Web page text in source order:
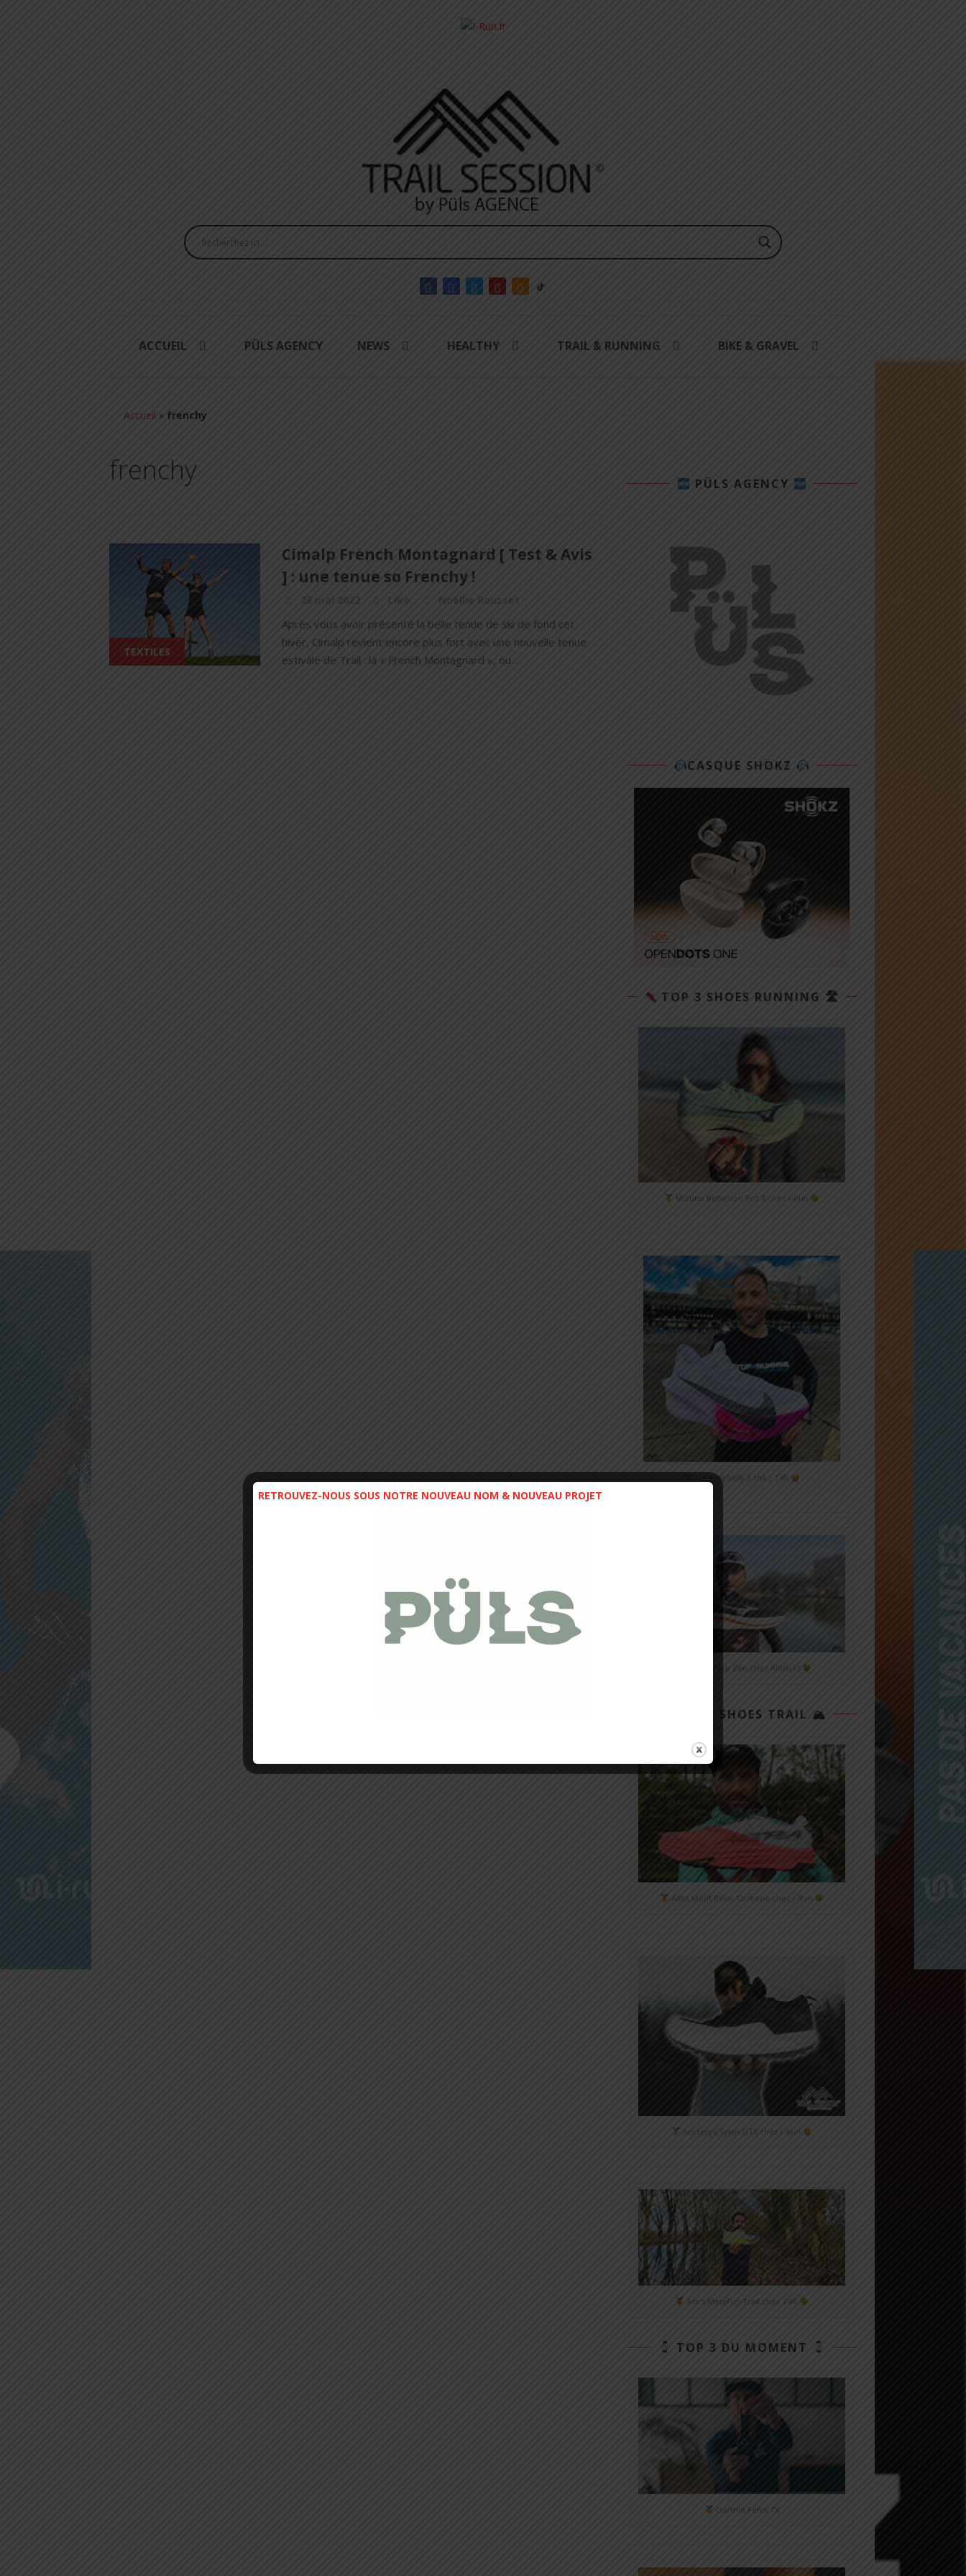
ACCUEIL PÜLS AGENCY NEWS HEALTHY TRAIL & RUNNING BIKE & GRAVEL
Accueil » frenchy
frenchy
TEXTILES
Cimalp French Montagnard [ Test & Avis
] : une tenue so Frenchy !
23 mai 2022 Like Noëllie Rousset
Après vous avoir présenté la belle tenue de ski de fond cet
hiver, Cimalp revient encore plus fort avec une nouvelle tenue
estivale de Trail : la « French Montagnard », ou...
PÜLS AGENCY
CASQUE SHOKZ
TOP 3 SHOES RUNNING 🛣
Mizuno Rebellion Pro 3 chez i-Run
Nike Alphafly 3 chez T4R
Mizuno Neo Zen chez Alltricks
TOP 3 SHOES TRAIL 🏔
Altra Mont Blanc Carbone chez i-Run
Arc'teryx Sylan GTX chez i-Run
Asics MetaFuji Trail chez T4R
TOP 3 DU MOMENT
Garmin Fénix 7X
RETROUVEZ-NOUS SOUS NOTRE NOUVEAU NOM & NOUVEAU PROJET